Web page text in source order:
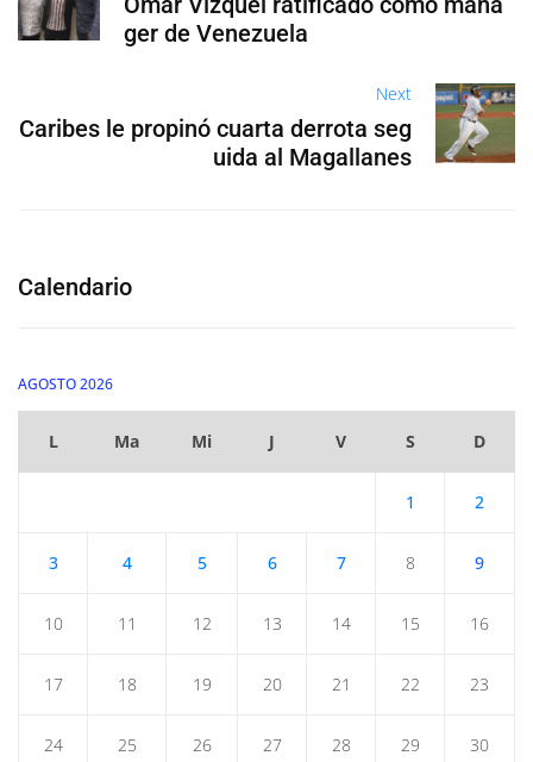
ger de Venezuela
Next
Caribes le propinó cuarta derrota seg
uida al Magallanes
Calendario
AGOSTO 2026
L Ma Mi J V S D
1 2
3 4 5 6 7 8 9
10 11 12 13 14 15 16
17 18 19 20 21 22 23
24 25 26 27 28 29 30